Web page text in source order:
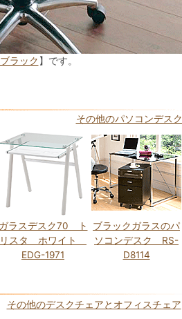
ラック 】です。
その他のパソコンデスク
ガラスデスク70 ト
リスタ ホワイト
EDG-1971
ブラックガラスのパ
ソコンデスク RS-
D8114
その他のデスクチェアとオフィスチェア